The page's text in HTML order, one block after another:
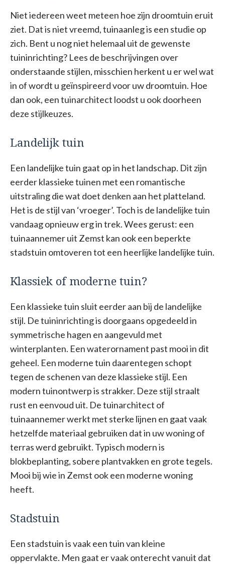
Niet iedereen weet meteen hoe zijn droomtuin eruit
ziet. Dat is niet vreemd, tuinaanleg is een studie op
zich. Bent u nog niet helemaal uit de gewenste
tuininrichting? Lees de beschrijvingen over
onderstaande stijlen, misschien herkent u er wel wat
in of wordt u geïnspireerd voor uw droomtuin. Hoe
dan ook, een tuinarchitect loodst u ook doorheen
deze stijlkeuzes.
Landelijk tuin
Een landelijke tuin gaat op in het landschap. Dit zijn
eerder klassieke tuinen met een romantische
uitstraling die wat doet denken aan het platteland.
Het is de stijl van ‘vroeger’. Toch is de landelijke tuin
vandaag opnieuw erg in trek. Wees gerust: een
tuinaannemer uit Zemst kan ook een beperkte
stadstuin omtoveren tot een heerlijke landelijke tuin.
Klassiek of moderne tuin?
Een klassieke tuin sluit eerder aan bij de landelijke
stijl. De tuininrichting is doorgaans opgedeeld in
symmetrische hagen en aangevuld met
winterplanten. Een waterornament past mooi in dit
geheel. Een moderne tuin daarentegen schopt
tegen de schenen van deze klassieke stijl. Een
modern tuinontwerp is strakker. Deze stijl straalt
rust en eenvoud uit. De tuinarchitect of
tuinaannemer werkt met sterke lijnen en gaat vaak
hetzelfde materiaal gebruiken dat in uw woning of
terras werd gebruikt. Typisch modern is
blokbeplanting, sobere plantvakken en grote tegels.
Mooi bij wie in Zemst ook een moderne woning
heeft.
Stadstuin
Een stadstuin is vaak een tuin van kleine
oppervlakte. Men gaat er vaak onterecht vanuit dat